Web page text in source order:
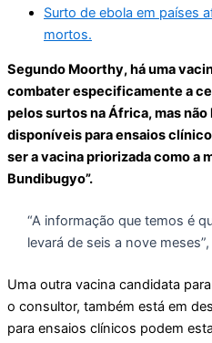
Surto de ebola em países
mortos.
Segundo Moorthy, há uma
combater especificamente a
pelos surtos na África, mas
disponíveis para ensaios
ser a vacina priorizada como a
Bundibugyo”.
“A informação que temos é
levará de seis a nove
Uma outra vacina candidata
o consultor, também está em
para ensaios clínicos podem